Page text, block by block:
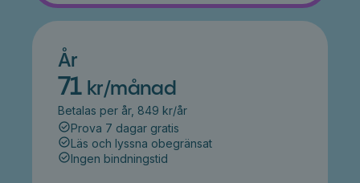
År
71 kr/månad
Betalas per år, 849 kr/år
Prova 7 dagar gratis
Läs och lyssna obegränsat
Ingen bindningstid